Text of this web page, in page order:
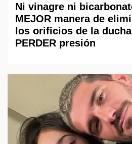
Ni vinagre ni
MEJOR manera de
los orificios de la
PERDER presión